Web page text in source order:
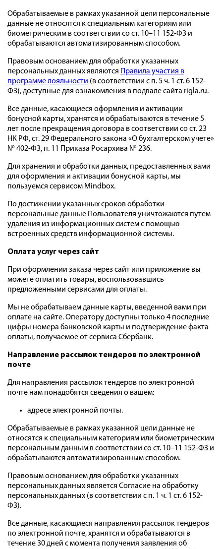
Обрабатываемые в рамках указанной цели персональные
данные не относятся к специальным категориям или
биометрическим в соответствии со ст. 10–11 152-ФЗ и
обрабатываются автоматизированным способом.
Правовым основанием для обработки указанных
персональных данных являются Правила участия в
программе лояльности (в соответствии с п. 5 ч. 1 ст. 6 152-
ФЗ), доступные для ознакомления в подвале сайта rigla.ru.
Все данные, касающиеся оформления и активации
бонусной карты, хранятся и обрабатываются в течение 5
лет после прекращения договора в соответствии со ст. 23
НК РФ, ст. 29 Федерального закона «О бухгалтерском учете»
№ 402-ФЗ, п. 11 Приказа Росархива № 236.
Для хранения и обработки данных, предоставленных вами
для оформления и активации бонусной карты, мы
пользуемся сервисом Mindbox.
По достижении указанных сроков обработки
персональные данные Пользователя уничтожаются путем
удаления из информационных систем с помощью
встроенных средств информационной системы.
Оплата услуг через сайт
При оформлении заказа через сайт или приложение вы
можете оплатить товары, воспользовавшись
предложенными сервисами для оплаты.
Мы не обрабатываем данные карты, введенной вами при
оплате на сайте. Оператору доступны только 4 последние
цифры номера банковской карты и подтверждение факта
оплаты, получаемое от сервиса Сбербанк.
Направление рассылок тендеров по электронной
почте
Для направления рассылок тендеров по электронной
почте нам понадобятся сведения о вашем:
адресе электронной почты.
Обрабатываемые в рамках указанной цели данные не
относятся к специальным категориям или биометрическим
персональным данным в соответствии со ст. 10–11 152-ФЗ и
обрабатываются автоматизированным способом.
Правовым основанием для обработки указанных
персональных данных является Согласие на обработку
персональных данных (в соответствии с п. 1 ч. 1 ст. 6 152-
ФЗ).
Все данные, касающиеся направления рассылок тендеров
по электронной почте, хранятся и обрабатываются в
течение 30 дней с момента получения заявления об